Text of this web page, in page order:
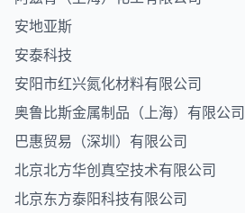
安地亚斯
安泰科技
安阳市红兴氮化材料有限公司
奥鲁比斯金属制品（上海）有限公司
巴惠贸易（深圳）有限公司
北京北方华创真空技术有限公司
北京东方泰阳科技有限公司